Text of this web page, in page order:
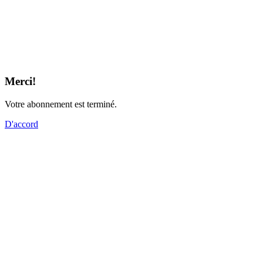
Merci!
Votre abonnement est terminé.
D'accord